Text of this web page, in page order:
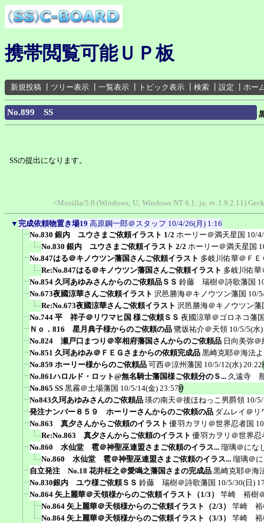
携帯閲覧可能ＵＰ板
新規投稿 ツリー表示 一覧表示 トピック表示 検索 設定 ホー
No.899 SS
SSの提出になります。
<Mozilla/5.0 (Windows; U; Windows NT 6.1; ja; rv:1.9.2.11)
▼ 完成依頼物置き場19 高原鋼一郎＠スタッフ 10/4/26(月) 1:16
No.830 銀内 ユウさまご依頼イラスト 1/2 ホーリー＠満天星国 10/
No.830 銀内 ユウさまご依頼イラスト 2/2 ホーリー＠満天星国
No.847はる＠キノウツン藩国さんご依頼イラスト 多岐川佑華＠ＦＥ
Re:No.847はる＠キノウツン藩国さんご依頼イラスト 多岐川佑華
No.854 久珂あゆみさんからのご依頼品ＳＳ 鈴藤 瑞樹＠詩歌藩国
No.673夜國涼華さんご依頼イラスト 沢邑勝海＠キノウツン藩国 10/
Re:No.673夜國涼華さんご依頼イラスト 沢邑勝海＠キノウツン藩
No.744 平 祥子＠リワマヒ国 様ご依頼ＳＳ 夜國涼華＠ゴロネコ藩
Ｎｏ．816 星月典子様からのご依頼の品 鷺坂祐介＠天領 10/5/5(水
No.824 瀬戸口まつり＠宰相府藩国さんからのご依頼品 日向美弥
No.851 久珂あゆみ＠ＦＥＧさまからの依頼完成品 黒崎克耶＠海法
No.859 ホーリー様からのご依頼品 可西＠涼州藩国 10/5/12(水) 20:22
No.861ハロルド・ロット@無名騎士藩国様ご依頼分のＳ... 久遠寺
No.865 SS 黒霧＠土場藩国 10/5/14(金) 23:57
No843久珂あゆみさんのご依頼品 瑛の南天＠後ほねっこ男爵領 10/
発注ナンバー８５９ ホーリーさんからのご依頼の品 ダムレイ＠リ
No.863 真夕さんからご依頼のイラスト 優羽カヲリ＠世界忍者国
Re:No.863 真夕さんからご依頼のイラスト 優羽カヲリ＠世界忍
No.860 水仙堂 雹＠神聖巫連盟さまご依頼のイラス... 瑠璃＠にな
No.860 水仙堂 雹＠神聖巫連盟さまご依頼のイラス... 瑠璃＠
自立発注 No.18 花井柾之＠愛鳴之藩国さまの完成品 黒崎克耶＠海
No.830銀内 ユウ様ご依頼ＳＳ 鈴藤 瑞樹＠詩歌藩国 10/5/30(日)
No.864 矢上麗華＠天領様からのご依頼イラスト（1/3）
竿崎 裕樹
No.864 矢上麗華＠天領様からのご依頼イラスト（2/3）
竿崎 裕
No.864 矢上麗華＠天領様からのご依頼イラスト（3/3）
竿崎 裕